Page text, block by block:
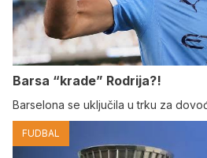
Barsa “krade” Rodrija?!
Barselona se uključila u trku za
FUDBAL